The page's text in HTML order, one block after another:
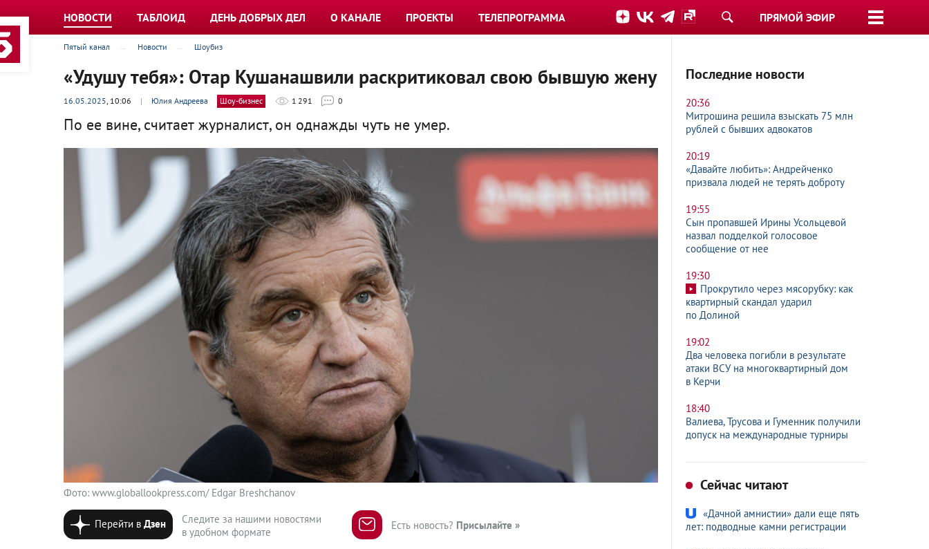
ПРЯМОЙ ЭФИР
НОВОСТИ ТАБЛОИД ДЕНЬ ДОБРЫХ ДЕЛ О КАНАЛЕ ПРОЕКТЫ ТЕЛЕПРОГРАММА
Пятый канал Новости Шоубиз
«Удушу тебя»: Отар Кушанашвили раскритиковал свою бывшую жену
16.05.2025, 10:06 | Юлия Андреева Шоу-бизнес 1 291 0
По ее вине, считает журналист, он однажды чуть не умер.
Фото: www.globallookpress.com/ Edgar Breshchanov
Перейти вДзен
Следите за нашими новостями
в удобном формате
Есть новость? Присылайте »
Последние новости
20:36
Митрошина решила взыскать 75 млн
рублей с бывших адвокатов
20:19
«Давайте любить»: Андрейченко
призвала людей не терять доброту
19:55
Сын пропавшей Ирины Усольцевой
назвал подделкой голосовое
сообщение от нее
19:30
Прокрутило через мясорубку: как
квартирный скандал ударил
по Долиной
19:02
Два человека погибли в результате
атаки ВСУ на многоквартирный дом
в Керчи
18:40
Валиева, Трусова и Гуменник получили
допуск на международные турниры
Сейчас читают
«Дачной амнистии» дали еще пять
лет: подводные камни регистрации